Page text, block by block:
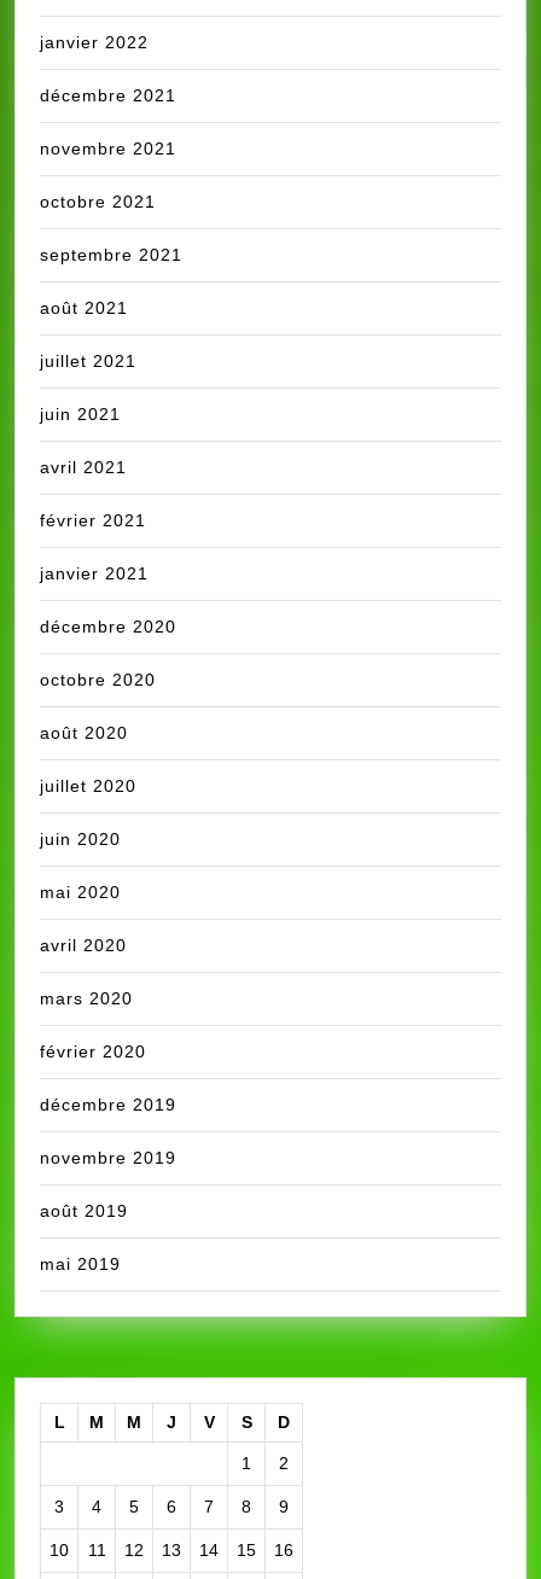
janvier 2022
décembre 2021
novembre 2021
octobre 2021
septembre 2021
août 2021
juillet 2021
juin 2021
avril 2021
février 2021
janvier 2021
décembre 2020
octobre 2020
août 2020
juillet 2020
juin 2020
mai 2020
avril 2020
mars 2020
février 2020
décembre 2019
novembre 2019
août 2019
mai 2019
L M M J V S D
1 2
3 4 5 6 7 8 9
10 11 12 13 14 15 16